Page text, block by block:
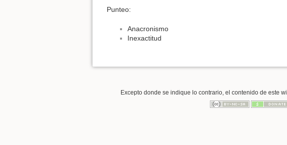
Punteo:
Anacronismo
Inexactitud
Excepto donde se indique lo contrario, el contenido de este